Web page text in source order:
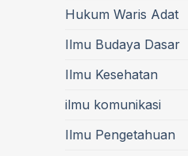
Hukum Waris Adat
Ilmu Budaya Dasar
Ilmu Kesehatan
ilmu komunikasi
Ilmu Pengetahuan